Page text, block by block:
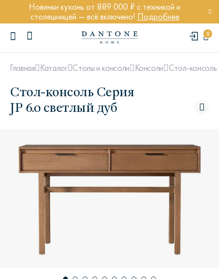
Новинки кухонь от 889 000 ₽ с техникой и
столешницей — всё включено! Подробнее
0
Диван Марсель
Кресло Энди
Кровать Ньюбери
Стул Престон
Главная Каталог Столы и консоли Консоли Стол-консоль
Стол-консоль Серия
JP 6.0 светлый дуб